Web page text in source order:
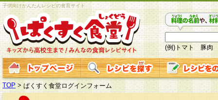
子供向けかんたんレシピの食育サイト
(例)トマト 豚肉
TOP > ぱくすく食堂ログインフォーム